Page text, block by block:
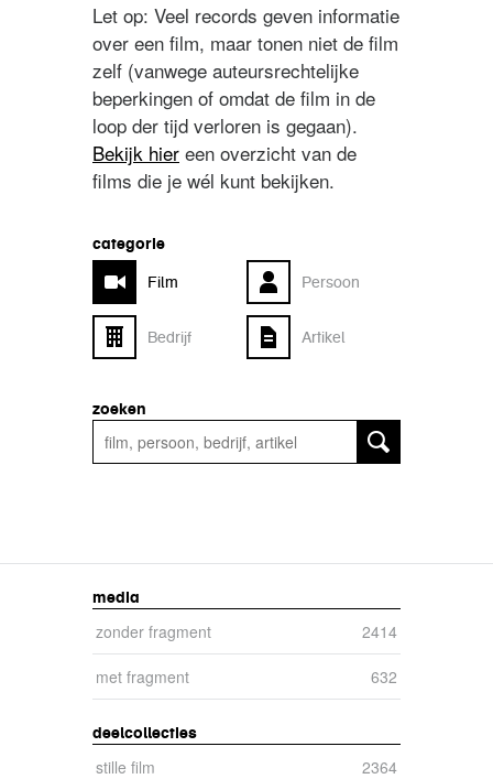
Let op: Veel records geven informatie
over een film, maar tonen niet de film
zelf (vanwege auteursrechtelijke
beperkingen of omdat de film in de
loop der tijd verloren is gegaan).
Bekijk hier een overzicht van de
films die je wél kunt bekijken.
categorie
Film
Persoon
Bedrijf Artikel
zoeken
media
zonder fragment 2414
zonder fragment-filter toepassen
met fragment 632
met fragment-filter toepassen
deelcollecties
stille film 2364